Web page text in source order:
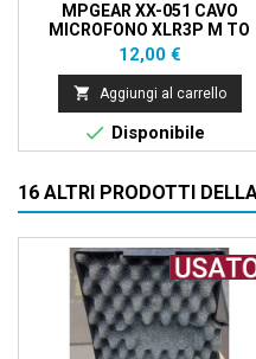
MPGEAR XX-051 CAVO
MICROFONO XLR3P M TO
XLR3P F - 5M - BLACK
Prezzo
12,00 €
 Aggiungi al carrello
 Disponibile
16 ALTRI PRODOTTI